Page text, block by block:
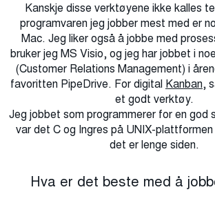
Kanskje disse verktøyene ikke kalles
programvaren jeg jobber mest med er
Mac. Jeg liker også å jobbe med
bruker jeg MS Visio, og jeg har jobbet i
(Customer Relations Management) i
favoritten PipeDrive. For digital Kanban,
et godt verktøy.
Jeg jobbet som programmerer for en god
var det C og Ingres på UNIX-
det er lenge siden.
Hva er det beste med å